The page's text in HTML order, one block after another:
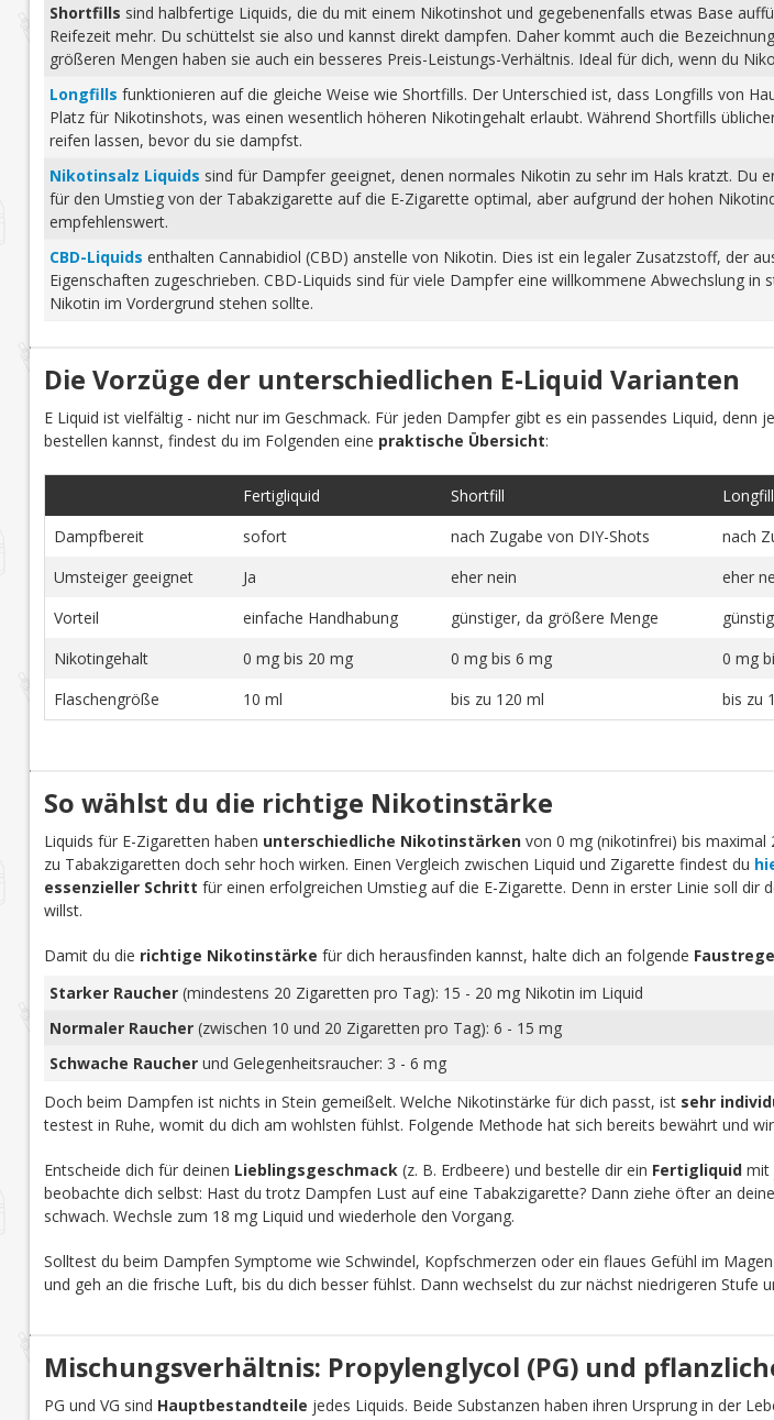
Shortfills sind halbfertige Liquids, die du mit einem Nikotinshot und gegebenenfalls etwas Base
Reifezeit mehr. Du schüttelst sie also und kannst direkt dampfen. Daher kommt auch die
größeren Mengen haben sie auch ein besseres Preis-Leistungs-Verhältnis. Ideal für dich, wenn du
Longfills funktionieren auf die gleiche Weise wie Shortfills. Der Unterschied ist, dass Longfills von
Platz für Nikotinshots, was einen wesentlich höheren Nikotingehalt erlaubt. Während Shortfills
reifen lassen, bevor du sie dampfst.
Nikotinsalz Liquids sind für Dampfer geeignet, denen normales Nikotin zu sehr im Hals kratzt. Du
für den Umstieg von der Tabakzigarette auf die E-Zigarette optimal, aber aufgrund der hohen
empfehlenswert.
CBD-Liquids enthalten Cannabidiol (CBD) anstelle von Nikotin. Dies ist ein legaler Zusatzstoff, der
Eigenschaften zugeschrieben. CBD-Liquids sind für viele Dampfer eine willkommene Abwechslung
Nikotin im Vordergrund stehen sollte.
Die Vorzüge der unterschiedlichen E-Liquid Varianten
E Liquid ist vielfältig - nicht nur im Geschmack. Für jeden Dampfer gibt es ein passendes Liquid, denn
bestellen kannst, findest du im Folgenden eine praktische Übersicht:
Fertigliquid Shortfill Longfill
Dampfbereit
sofort nach Zugabe von DIY-Shots nach
Umsteiger geeignet
Ja eher nein eher
Vorteil
einfache Handhabung günstiger, da größere Menge
Nikotingehalt
0 mg bis 20 mg 0 mg bis 6 mg 0 mg
Flaschengröße
10 ml bis zu 120 ml bis zu
So wählst du die richtige Nikotinstärke
Liquids für E-Zigaretten haben unterschiedliche Nikotinstärkenvon 0 mg (nikotinfrei) bis maximal
zu Tabakzigaretten doch sehr hoch wirken. Einen Vergleich zwischen Liquid und Zigarette findest du
essenzieller Schritt für einen erfolgreichen Umstieg auf die E-Zigarette. Denn in erster Linie soll dir
willst.
Damit du die richtige Nikotinstärke für dich herausfinden kannst, halte dich an folgende
Starker Raucher(mindestens 20 Zigaretten pro Tag): 15 - 20 mg Nikotin im Liquid
Normaler Raucher(zwischen 10 und 20 Zigaretten pro Tag): 6 - 15 mg
Schwache Raucherund Gelegenheitsraucher: 3 - 6 mg
Doch beim Dampfen ist nichts in Stein gemeißelt. Welche Nikotinstärke für dich passt, ist sehr
testest in Ruhe, womit du dich am wohlsten fühlst. Folgende Methode hat sich bereits bewährt und
Entscheide dich für deinen Lieblingsgeschmack(z. B. Erdbeere) und bestelle dir ein Fertigliquidmit
beobachte dich selbst: Hast du trotz Dampfen Lust auf eine Tabakzigarette? Dann ziehe öfter an
schwach. Wechsle zum 18 mg Liquid und wiederhole den Vorgang.
Solltest du beim Dampfen Symptome wie Schwindel, Kopfschmerzen oder ein flaues Gefühl im
und geh an die frische Luft, bis du dich besser fühlst. Dann wechselst du zur nächst niedrigeren Stufe
Mischungsverhältnis: Propylenglycol (PG) und
PG und VG sind Hauptbestandteile jedes Liquids. Beide Substanzen haben ihren Ursprung in der